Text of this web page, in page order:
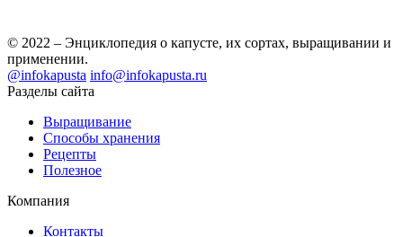
© 2022 – Энциклопедия о капусте, их сортах, выращивании и
применении.
@infokapusta info@infokapusta.ru
Разделы сайта
Выращивание
Способы хранения
Рецепты
Полезное
Компания
Контакты